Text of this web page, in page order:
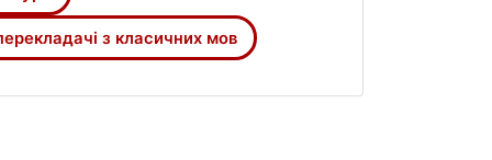
традиції продовжують нині
світової біблеїстики чотири
І. Хоменка, Р. Турконюка).
залишається потреба у створенні
з класичних мов